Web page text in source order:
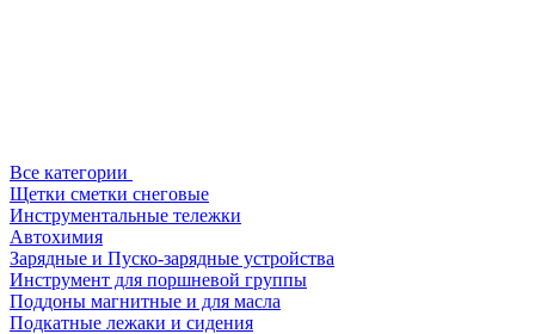
Все категории
Щетки сметки снеговые
Инструментальные тележки
Автохимия
Зарядные и Пуско-зарядные устройства
Инструмент для поршневой группы
Поддоны магнитные и для масла
Подкатные лежаки и сидения